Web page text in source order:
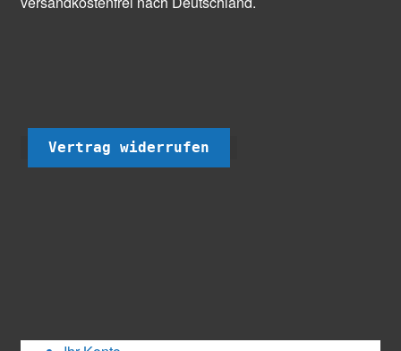
Vertrag widerrufen